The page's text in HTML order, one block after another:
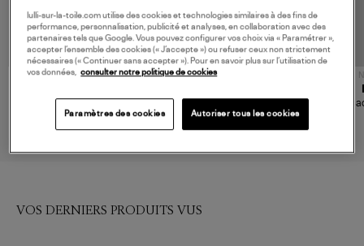
830,00 €
Sac Lucky Hobo Large
Caramel
1 090,00 €
Sac Bandoulière Oskan Soft
Zip Cognac
VOS DERNIERS PRODUITS VUS
lulli-sur-la-toile.com utilise des cookies et technologies similaires à des fins de
performance, personnalisation, publicité et analyses, en collaboration avec des
partenaires tels que Google. Vous pouvez configurer vos choix via « Paramétrer »,
accepter l’ensemble des cookies (« J’accepte ») ou refuser ceux non strictement
nécessaires (« Continuer sans accepter »). Pour en savoir plus sur l’utilisation de
vos données, consulter notre politique de cookies
Paramètres des cookies Autoriser tous les cookies